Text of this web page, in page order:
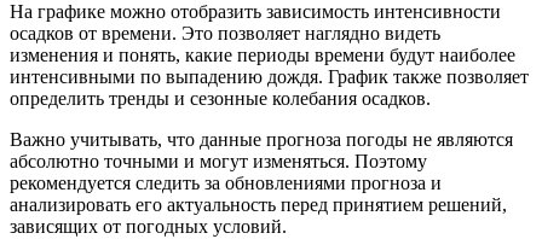
На графике можно отобразить зависимость интенсивности
осадков от времени. Это позволяет наглядно видеть
изменения и понять, какие периоды времени будут наиболее
интенсивными по выпадению дождя. График также позволяет
определить тренды и сезонные колебания осадков.
Важно учитывать, что данные прогноза погоды не являются
абсолютно точными и могут изменяться. Поэтому
рекомендуется следить за обновлениями прогноза и
анализировать его актуальность перед принятием решений,
зависящих от погодных условий.